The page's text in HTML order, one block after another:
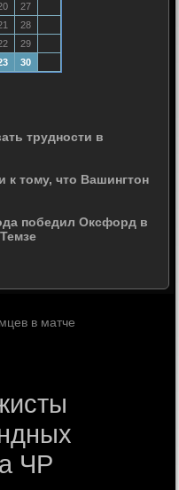
27
28
29
30
трудности в
тому, что Вашингтон
победил Оксфорд в
в матче
ЧР